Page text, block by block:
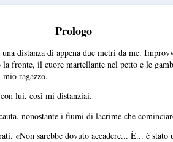
Prologo
distanza di appena due metri da me.
fronte, il cuore martellante nel petto e le
mio ragazzo.
lui, così mi distanziai.
nonostante i fiumi di lacrime che
«Non sarebbe dovuto accadere... È... è stato